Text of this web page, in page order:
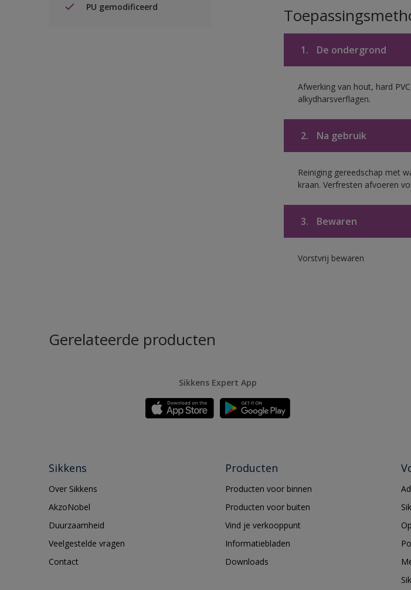
PU gemodificeerd
1. De ondergrond
Afwerking van hout, hard
alkydharsverflagen.
2. Na gebruik
Reiniging gereedschap met
kraan. Verfresten afvoeren
3. Bewaren
Vorstvrij bewaren
Gerelateerde producten
Sikkens Expert App
Sikkens
Over Sikkens
AkzoNobel
Duurzaamheid
Veelgestelde vragen
Contact
Producten
Producten voor binnen
Producten voor buiten
Vind je verkooppunt
Informatiebladen
Downloads